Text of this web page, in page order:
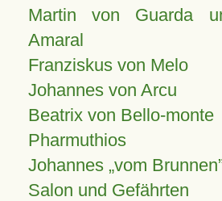
Martin von Guarda
Amaral
Franziskus von Melo
Johannes von Arcu
Beatrix von Bello-monte
Pharmuthios
Johannes vom Brunnen
Salon und Gefährten